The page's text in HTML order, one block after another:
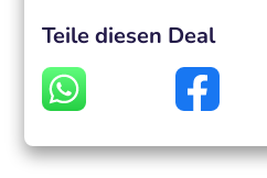
Teile diesen Deal